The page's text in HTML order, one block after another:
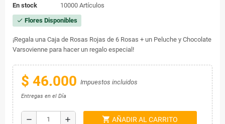
En stock 10000 Artículos
check Flores Disponibles
¡Regala una Caja de Rosas Rojas de 6 Rosas + un Peluche y Chocolate
Varsovienne para hacer un regalo especial!
$ 46.000 Impuestos incluidos
Entregas en el Día
remove add shopping_cart AÑADIR AL CARRITO